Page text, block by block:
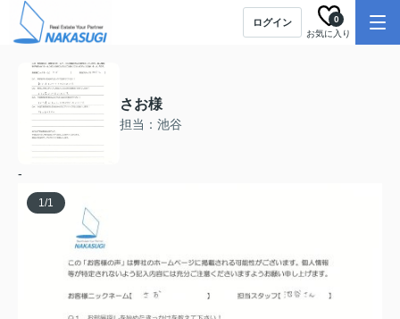
ログイン
お気に入り
0
さお様
担当：池谷
-
1/1